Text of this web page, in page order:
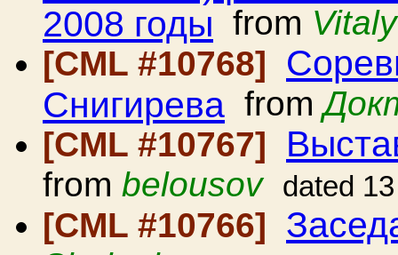
2008 годы from
[CML #10768]
Снигирева from
[CML #10767]
from belousov dated
[CML #10766]